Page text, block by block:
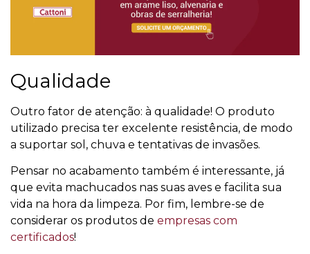
Qualidade
Outro fator de atenção: à qualidade! O produto
utilizado precisa ter excelente resistência, de modo
a suportar sol, chuva e tentativas de invasões.
Pensar no acabamento também é interessante, já
que evita machucados nas suas aves e facilita sua
vida na hora da limpeza. Por fim, lembre-se de
considerar os produtos de empresas com
certificados!